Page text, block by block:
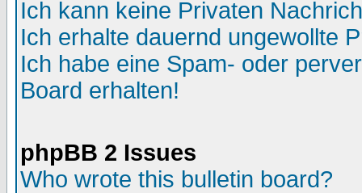
Ich kann keine Privaten
Ich erhalte dauernd ungewollte
Ich habe eine Spam- oder
Board erhalten!
phpBB 2 Issues
Who wrote this bulletin board?